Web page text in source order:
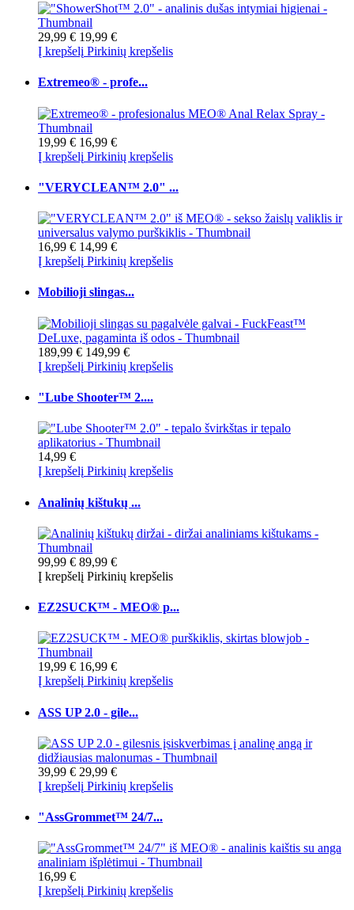
29,99 € 19,99 €
Į krepšelį Pirkinių krepšelis
Extremeo® - profe...
19,99 € 16,99 €
Į krepšelį Pirkinių krepšelis
"VERYCLEAN™ 2.0" ...
16,99 € 14,99 €
Į krepšelį Pirkinių krepšelis
Mobilioji slingas...
189,99 € 149,99 €
Į krepšelį Pirkinių krepšelis
"Lube Shooter™ 2....
14,99 €
Į krepšelį Pirkinių krepšelis
Analinių kištukų ...
99,99 € 89,99 €
Į krepšelį Pirkinių krepšelis
EZ2SUCK™ - MEO® p...
19,99 € 16,99 €
Į krepšelį Pirkinių krepšelis
ASS UP 2.0 - gile...
39,99 € 29,99 €
Į krepšelį Pirkinių krepšelis
"AssGrommet™ 24/7...
16,99 €
Į krepšelį Pirkinių krepšelis